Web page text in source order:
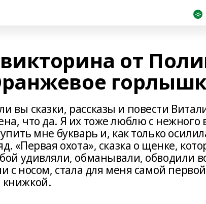
от
вы сказки, рассказы и повести
что да. Я их тоже люблю с нежного
мне букварь и, как только
«Первая охота», сказка о щенке,
удивляли, обманывали, обводили
с носом, стала для меня самой первой
книжкой.